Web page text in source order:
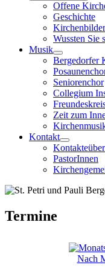
Offene
Geschichte
Kirchenbilder
Wussten Sie
Musik
Bergedorfer
Seniorenchor
Collegium
Zeit zum
Kontakt
PastorInnen
Termine
Nach